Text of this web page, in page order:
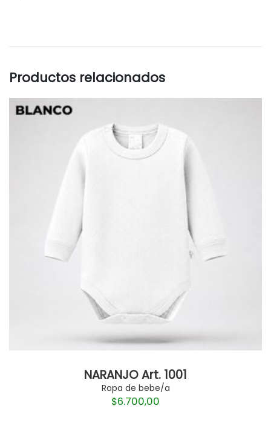
Productos relacionados
NARANJO Art. 1001
Ropa de bebe/a
$6.700,00